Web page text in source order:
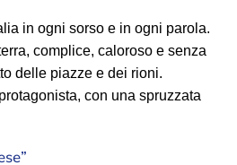
in ogni sorso e in ogni parola.
complice, caloroso e senza
delle piazze e dei rioni.
protagonista, con una spruzzata